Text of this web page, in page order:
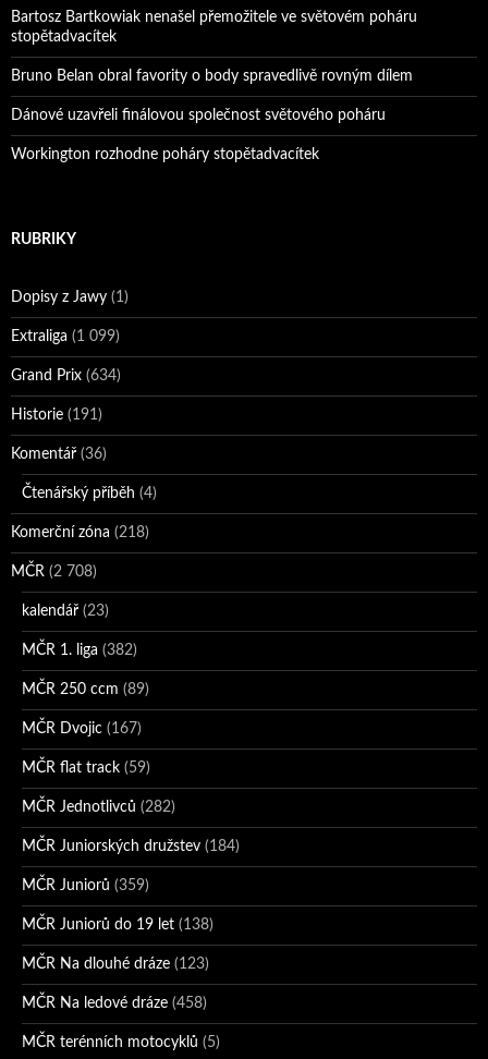
Bartosz Bartkowiak nenašel přemožitele ve světovém poháru
stopětadvacítek
Bruno Belan obral favority o body spravedlivě rovným dílem
Dánové uzavřeli finálovou společnost světového poháru
Workington rozhodne poháry stopětadvacítek
RUBRIKY
Dopisy z Jawy (1)
Extraliga (1 099)
Grand Prix (634)
Historie (191)
Komentář (36)
Čtenářský příběh (4)
Komerční zóna (218)
MČR (2 708)
kalendář (23)
MČR 1. liga (382)
MČR 250 ccm (89)
MČR Dvojic (167)
MČR flat track (59)
MČR Jednotlivců (282)
MČR Juniorských družstev (184)
MČR Juniorů (359)
MČR Juniorů do 19 let (138)
MČR Na dlouhé dráze (123)
MČR Na ledové dráze (458)
MČR terénních motocyklů (5)